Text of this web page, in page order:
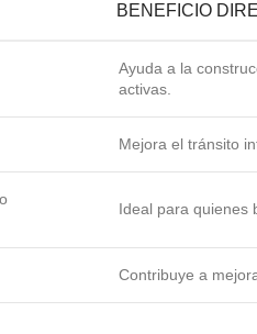
BENEFICIO
Ayuda a la
activas.
Mejora el tránsito
Ideal para quienes
Contribuye a